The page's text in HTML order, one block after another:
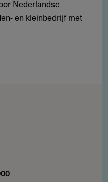
deze regeling of
Nederlandse
en kleinbedrijf met